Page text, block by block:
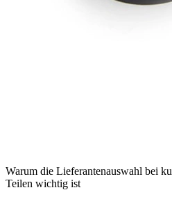
Warum die Lieferantenauswahl bei
Teilen wichtig ist